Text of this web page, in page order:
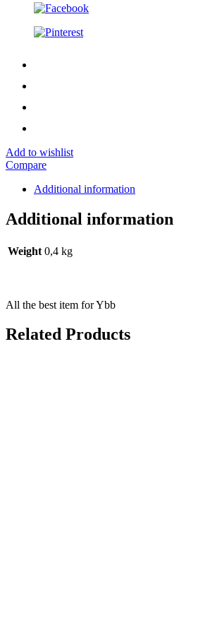
Add to wishlist
Compare
Additional information
Additional information
Weight 0,4 kg
All the best item for Ybb
Related Products